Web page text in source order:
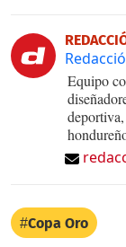
Equipo
Copa Oro